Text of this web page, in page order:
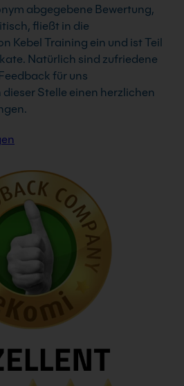
abgegebene Bewertung,
fließt in die
Kebel Training ein und ist Teil
Natürlich sind zufriedene
für uns
Stelle einen herzlichen